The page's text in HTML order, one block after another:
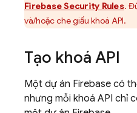
Firebase Security Rules.
và/hoặc che giấu khoá API.
Tạo khoá API
Một dự án Firebase có
nhưng mỗi khoá API chỉ